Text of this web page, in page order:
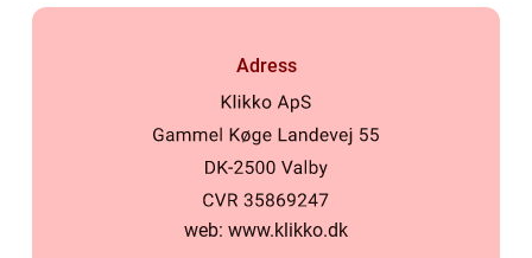
Adress
web: www.klikko.dk